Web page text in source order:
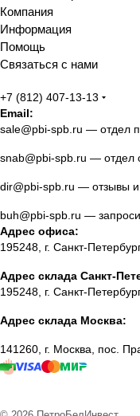
Компания
Информация
Помощь
Связаться с нами
+7 (812) 407-13-13
Email:
sale@pbi-spb.ru — отдел
snab@pbi-spb.ru — отдел
dir@pbi-spb.ru — отзывы
buh@pbi-spb.ru —
Адрес офиса:
195248, г. Санкт-
Адрес склада Санкт-
195248, г. Санкт-
Адрес склада Москва:
141260, г. Москва, пос.